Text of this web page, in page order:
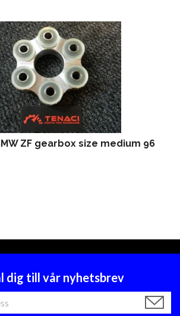
ZF gearbox size medium 96
dig till vår nyhetsbrev